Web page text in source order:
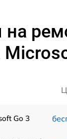
Go 3